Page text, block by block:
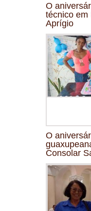
O
técnico em
Aprígio
O
Consolar